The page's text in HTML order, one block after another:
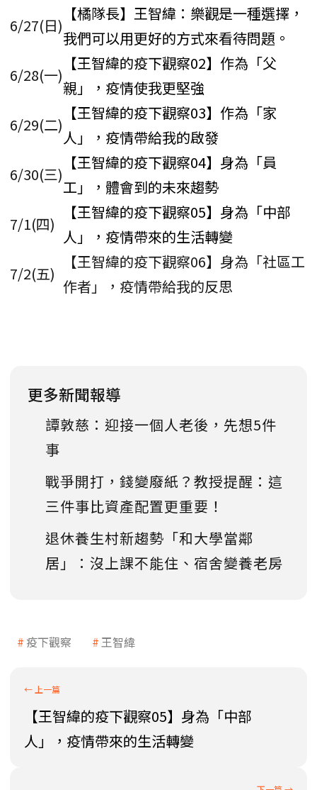
6/27(日)
【橘隊長】王智緯：樂觀是一種選擇，
我們可以用更好的方式來看待問題。
6/28(一)
【王智緯的疫下觀察02】作為「父
親」，疫情使我更堅強
6/29(二)
【王智緯的疫下觀察03】作為「家
人」，疫情帶給我的啟發
6/30(三)
【王智緯的疫下觀察04】身為「員
工」，體會到的未來趨勢
7/1(四)
【王智緯的疫下觀察05】身為「中部
人」，疫情帶來的生活轉變
7/2(五)
【王智緯的疫下觀察06】身為「社區工
作者」，疫情帶給我的反思
更多新聞報導
譚敦慈：迎接一個人老後，先想5件
事
戰爭開打，錢變廢紙？教授提醒：這
三件事比資產配置更重要！
退休養生村新趨勢「和大學當鄰
居」：沒上課不能住、宿舍變養老房
疫下觀察 王智緯
【王智緯的疫下觀察05】身為「中部
人」，疫情帶來的生活轉變